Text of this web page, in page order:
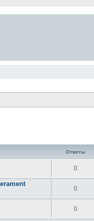
Ответы
0
0
0